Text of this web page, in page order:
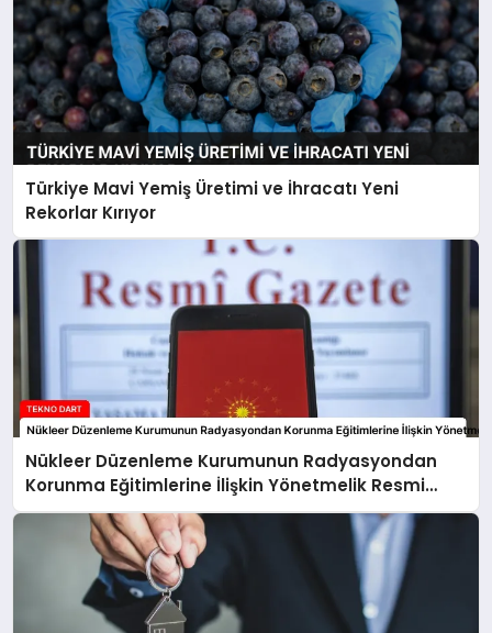
Türkiye Mavi Yemiş Üretimi ve İhracatı Yeni
Rekorlar Kırıyor
Nükleer Düzenleme Kurumunun Radyasyondan
Korunma Eğitimlerine İlişkin Yönetmelik Resmi
Gazete’de Yayımlandı